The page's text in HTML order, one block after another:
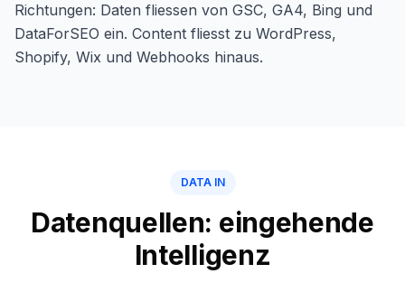
Richtungen: Daten fliessen von GSC, GA4, Bing und
DataForSEO ein. Content fliesst zu WordPress,
Shopify, Wix und Webhooks hinaus.
DATA IN
Datenquellen: eingehende
Intelligenz